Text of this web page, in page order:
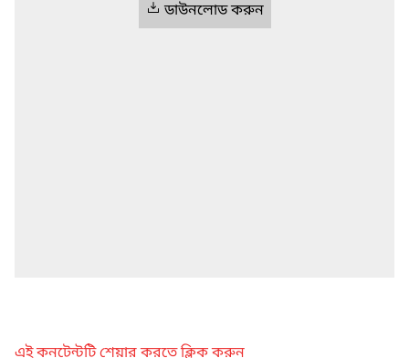
ডাউনলোড করুন
এই কনটেন্টটি শেয়ার করতে ক্লিক করুন